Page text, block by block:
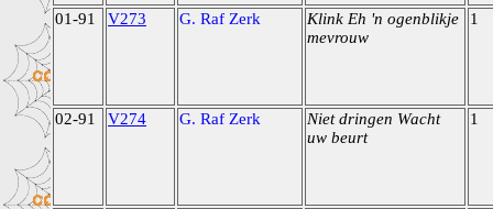
01-91 V273 G. Raf Zerk
Klink Eh 'n ogenblikje
mevrouw
1
02-91 V274 G. Raf Zerk
Niet dringen Wacht
uw beurt
1